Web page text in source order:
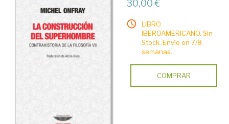
30,00 €
LIBRO
IBEROAMERICANO. Sin
Stock. Envío en 7/8
semanas.
COMPRAR